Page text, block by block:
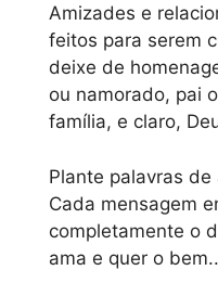
Amizades e
feitos para serem
deixe de
ou namorado, pai
família, e claro,
Plante palavras
Cada mensagem
completamente o
ama e quer o